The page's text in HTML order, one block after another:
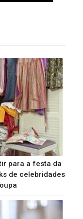
para a festa da
de celebridades